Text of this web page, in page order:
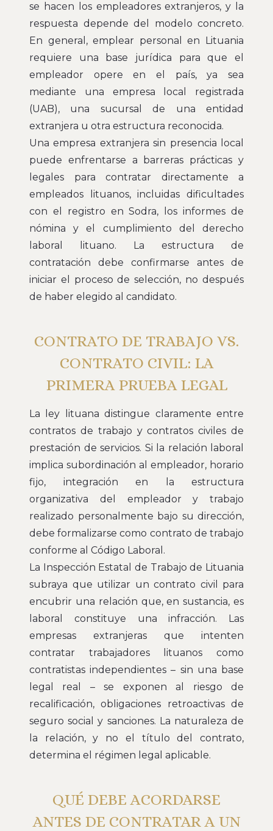
se hacen los empleadores extranjeros, y la
respuesta depende del modelo concreto.
En general, emplear personal en Lituania
requiere una base jurídica para que el
empleador opere en el país, ya sea
mediante una empresa local registrada
(UAB), una sucursal de una entidad
extranjera u otra estructura reconocida.
Una empresa extranjera sin presencia local
puede enfrentarse a barreras prácticas y
legales para contratar directamente a
empleados lituanos, incluidas dificultades
con el registro en Sodra, los informes de
nómina y el cumplimiento del derecho
laboral lituano. La estructura de
contratación debe confirmarse antes de
iniciar el proceso de selección, no después
de haber elegido al candidato.
CONTRATO DE TRABAJO VS.
CONTRATO CIVIL: LA
PRIMERA PRUEBA LEGAL
La ley lituana distingue claramente entre
contratos de trabajo y contratos civiles de
prestación de servicios. Si la relación laboral
implica subordinación al empleador, horario
fijo, integración en la estructura
organizativa del empleador y trabajo
realizado personalmente bajo su dirección,
debe formalizarse como contrato de trabajo
conforme al Código Laboral.
La Inspección Estatal de Trabajo de Lituania
subraya que utilizar un contrato civil para
encubrir una relación que, en sustancia, es
laboral constituye una infracción. Las
empresas extranjeras que intenten
contratar trabajadores lituanos como
contratistas independientes – sin una base
legal real – se exponen al riesgo de
recalificación, obligaciones retroactivas de
seguro social y sanciones. La naturaleza de
la relación, y no el título del contrato,
determina el régimen legal aplicable.
QUÉ DEBE ACORDARSE
ANTES DE CONTRATAR A UN